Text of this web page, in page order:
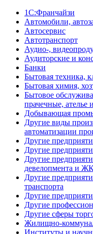
1С:Франчайзи
Автомобили,
Автосервис
Автотранспорт
Аудио-,
Аудиторские и
Банки
Бытовая техника,
Бытовая химия,
Бытовое
прачечные, ателье
Добывающая
Другие виды
автоматизации
Другие
Другие
Другие
девелопмента и
Другие
транспорта
Другие
Другие
Другие сферы
Жилищно-